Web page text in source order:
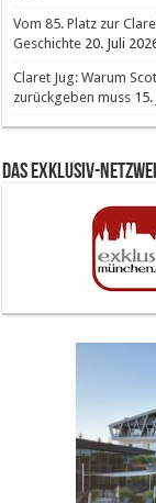
Vom 85. Platz zur
Geschichte 20. Juli
Claret Jug: Warum
zurückgeben muss 15.
Das Exklusiv-